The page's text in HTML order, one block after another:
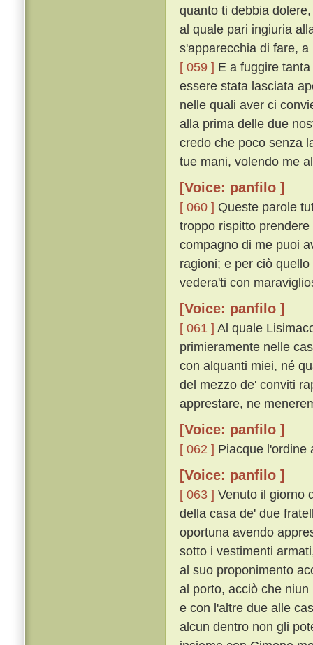
quanto ti debbia
al quale pari ingiuria
s'apparecchia di fare,
[ 059 ] E a fuggire
essere stata lasciata
nelle quali aver ci
alla prima delle due
credo che poco senza
tue mani, volendo me
[Voice: panfilo ]
[ 060 ] Queste parole
troppo rispitto
compagno di me puoi
ragioni; e per ciò
vedera'ti con
[Voice: panfilo ]
[ 061 ] Al quale
primieramente nelle
con alquanti miei, né
del mezzo de' conviti
apprestare, ne
[Voice: panfilo ]
[ 062 ] Piacque l'ordine
[Voice: panfilo ]
[ 063 ] Venuto il giorno
della casa de' due
oportuna avendo
sotto i vestimenti
al suo proponimento
al porto, acciò che
e con l'altre due alle
alcun dentro non gli